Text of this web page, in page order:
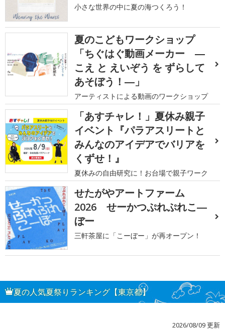
小さな世界の中に夏の海つくろう！
夏のこどもワークショップ
「ちぐはぐ動画メーカー ―
こえ と えいぞう を ずらして
あそぼう！―」
アーティストによる動画のワークショップ
「あすチャレ！」夏休み親子
イベント『パラアスリートと
みんなのアイデアでバリアを
くずせ！』
夏休みの自由研究に！お台場で親子ワーク
せたがやアートファーム
2026 せーかつぷれぷれこ―
ぼー
三軒茶屋に「こーぼー」が再オープン！
夏の人気夏祭りランキング【東京都】
2026/08/09 更新